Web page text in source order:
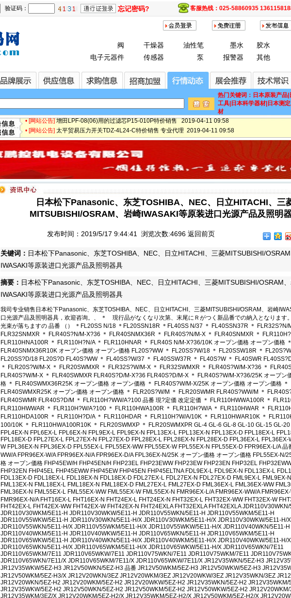
验证码： 忘记密码? 客服热线：025-58860935
阀 干燥器 油性笔 墨水 胶水
电子元器件
传感器 泵 报警器 其他
热门关键词：日本原装产品
工具|日本科学器材|日本测
材
微软3.5亿美元甩卖诺基亚富士康接盘 2019-08-13 14:03
• [最新通知] 日本松下Panasonic、东芝TOSHIBA、NEC、日立 2019-05-17 09:44
• [网站公告] 专业销售日本松下Panasonic、东芝TOSHIBA、NE 2019-05-17 09:42
日本日东工器隔膜泵DP0105-X1-0001 专业代理 2019-04-11 11:02
【鹏控代理】日本日东工器隔膜泵DP0105-X1-0001 2019-04-11 11:02
增田LPF-08(06)用的过滤芯P15-010P特价销售 2019-04-11 09:58
• [网站公告] 太平贸易压力开关TDZ-4L24-C特价销售 专业代理 2019-04-11 09:58
• [网站公告] 小林记录纸100-050-0100特价销售 专业代理 2019-04-11 09:57
• [网站公告] 小西KONISHI胶水G103 170ML一支特价销售 专 2019-04-11 09:57
• [网站公告] 2019-04-11 09:57
• [网站公告]
指月制作所电容RG-2 RG2460506J特价销售 专业代 2019-04-11 09:57
• [网站公告] 新大陆条形码打印机TTP-345特价销售 专业代理 2019-04-11 09:57
• [网站公告]
• [网站公告] 昭和测器荷重计MR-10N特价销售 专业代理 2019-04-11 09:57
• [网站公告]
松下控制器MBDHT2510E特价销售 专业代理 2019-04-11 09:57
松下行程开关AZ8107特价销售 专业代理 2019-04-11 09:57
武藏MUSASHI活塞MLP-B-50E特价销售 专业代理 2019-04-11 09:56
• [网站公告] 泽藤SAWA接收器AC24-H2R4特价销售 专业代理 2019-04-11 09:56
• [网站公告]
英格索兰气动钻7803RA特价销售 专业代理 2019-04-11 09:56
• [网站公告]
藤井DAIKEI HOOK电工安全带TRN-599-BL4- 2019-04-11 09:56
• [网站公告] 藤井电工fujiidenko安全带BB-60-SN特价销售 2019-04-11 09:56
• [网站公告]
低价格东京精密 测定子 DM45505(锥形)让利销售 2019-04-11 09:56
• [网站公告]
低价格东京精密 传感器 E-DT-95-6B-C30让利销售 2019-04-11 09:56
• [网站公告] 低价格东京精密 传感器 E-DT-80SC/E-95-6B让 2019-04-11 09:56
• [最新快讯] 阿里巴巴集团CEO张勇：B2B的春天正在到来 2017-01-10 15:08
• [网站公告] 一般纳税人特别注意 2017-01-10 15:08
• [最新通知] 独家代理FAR-EAS极东60S全国一级代理 2016-08-05 14:11
• [网站公告] 独家代理FAR-EAS极东90S全国一级代理 2016-08-05 14:11
• [最新通知]
独家代理FAR-EAS极东90S全国一级代理 2016-08-05 14:10
• [最新快讯] 独家代理FAR-EAS极东90S全国一级代理 2016-08-05 14:10
• [网站公告]
大陆专业代理FAR-EAS极东180S 2016-08-05 14:10
• [最新快讯] 南京鹏控优势代理Magnescale磁尺BD96系列 2016-08-05 14:10
• [最新快讯] 长期销售日本日东工业DP0105-X1-0001隔膜泵大量现 2016-08-05 14:10
• [网站公告] 全国总代理日本荣研化学尿素培地E-MA69 50ML/瓶特价 2016-08-05 14:10
• [网站公告] 低价现货日本佐藤制油VADEN润滑油MNO.2全国总代理 2016-08-05 14:09
• [网站公告]
金属电铸粗糙度样块特价销售 专业代理 2016-05-09 10:16
• [网站公告] 鹭宫压力开关FPS-C110特价销售 专业代理 2016-05-09 10:16
• [网站公告] 三丰MITUTOYO精密数显游标卡尺500-752-10特价 2016-05-09 10:16
• [网站公告] 三菱变频器FR-E740-1.5K特价销售 专业代理 2016-05-09 10:16
• [网站公告] 三菱电机MELSEC-Q用电池Q6BAT特价销售 专业代理 2016-05-09 10:16
• [网站公告] 三菱电机连接模块FA-LTB40ADGN特价销售 专业代理 2016-05-09 10:16
• [网站公告] 三键接着剂1530 460G 20支/箱特价销售 专业代理 2016-05-09 10:15
• [网站公告] 中村KANON扭力扳手N60SPCK 3.24N.M特价销 2016-05-09 10:15
• [网站公告] 伊苏米充电电池BP-70E特价销售 专业代理 2016-05-09 10:14
• [网站公告] 住友SUMITOMO减速机CNHM01-506H-CB-29 2016-05-09 10:14
• [网站公告] 住友SUMITOMO电机CNVM009-5067-CA-B- 2016-05-09 10:13
• [网站公告] 住友电装端子6098-6559特价销售 专业代理 2016-05-09 10:13
• [网站公告] 佐藤制油VADEN 润滑油 M NO.2特价销售 专业代理 2016-05-09 10:12
• [最新快讯] 微软3.5亿美元甩卖诺基亚富士康接盘 2019-08-13 14:03
• [最新快讯] 【厂家特价供应】IBS 防爆阀/磁力轮RCB4V-600 2019-05-17 09:53
• [最新通知] 日本松下Panasonic、东芝TOSHIBA、NEC、日立 2019-05-17 09:44
• [网站公告] 专业销售日本松下Panasonic、东芝TOSHIBA、NE 2019-05-17 09:42
• [网站公告] 日本日东工器隔膜泵DP0105-X1-0001 专业代理 2019-04-11 11:02
• [网站公告] 【鹏控代理】日本日东工器隔膜泵DP0105-X1-0001 2019-04-11 11:02
日本松下Panasonic、东芝TOSHIBA、NEC、日立HITACHI、三
MITSUBISHI/OSRAM、岩崎IWASAKI等原装进口光源产品及照明
发布时间：2019/5/17 9:44:41 浏览次数:4696 返回前页
关键词： 日本松下Panasonic、东芝TOSHIBA、NEC、日立HITACHI、三菱MITSUBISHI/
IWASAKI等原装进口光源产品及照明器具
摘要： 日本松下Panasonic、东芝TOSHIBA、NEC、日立HITACHI、三菱MITSUBISHI/OSRAM
IWASAKI等原装进口光源产品及照明器具
我司专业销售日本松下Panasonic、东芝TOSHIBA、NEC、日立HITACHI、三菱MITSUBISHI/OSRAM、岩崎
口光源产品及照明器具，欢迎咨询。、 ＊ 現行品がなくなり次第、末尾にＲがつく新品番での納入となりま
光束が落ちますの 品番 （） ＊FL20SS N/18 ＊FL20SSN18R ＊FL40SS N/37 ＊ FL40SSN37R ＊ FLR32S?N/
FLR32SNMXR ＊ FLR40S?N/M-X?36 ＊ FLR40SNMX36R ＊ FLR40S?N/M-X ＊ FLR40SNMXR ＊
FLR110HNA100R ＊ FLR110H?N/A ＊ FLR110HNAR ＊ FLR40S N/M-X?36/10K オープン価格 オープン価格 ＊
FLR40SNMX36R10K オープン価格 オープン価格 FL20S?WW ＊ FL20SS?W/18 ＊ FL20SSW18R ＊
FL20SS?D/18 FL20S?D FL40S?WW ＊ FL40SS?W/37 ＊ FL40SSW37R ＊ FL40S?W ＊ FL40SWR
＊ FLR20S?W/M-X ＊ FLR20SWMXR ＊ FLR32S?W/M-X ＊ FLR32SWMXR ＊ FLR40S?W/M-X?36 ＊
FLR40S?W/M-X ＊ FLR40SWMXR FLR40S?D/M-X?36 FLR40S?D/M-X ＊ FLR40S?W/M-X?36/25K オープン
格 ＊ FLR40SWMX36R25K オープン価格 オープン価格 ＊ FLR40S?W/M-X/25K オープン価格 オープン価格 ＊
FLR40SWMXR25K オープン価格 オープン価格 ＊ FLR20S?W/M ＊ FLR20SWMR FLR40S?WW/M ＊
FLR40SWMR FLR40S?D/M ＊ FLR110H?WW/A?100 品番 現?定価 改定定価 ＊ FLR110HWWA100R ＊
FLR110HWWAR ＊ FLR110H?W/A?100 ＊ FLR110HWA100R ＊ FLR110H?W/A ＊ FLR110HWAR ＊
FLR110HDA100R ＊ FLR110H?D/A ＊ FLR110HDAR ＊ FLR110H?W/A/10K ＊ FLR110HWAR10K ＊
100/10K ＊ FLR110HWA100R10K ＊ FLR20SWMXP ＊ FLR20SWMXPR GL-4 GL-6 GL-8 GL-10 GL-15 GL-
FPL4EX-N FPL6EX-L FPL6EX-N FPL9EX-L FPL9EX-N FPL13EX-L FPL13EX-N FPL13EX-D FPL18EX-L
FPL18EX-D FPL27EX-L FPL27EX-N FPL27EX-D FPL28EX-L FPL28EX-N FPL28EX-D FPL36EX-L FPL36EX-
W FPL36EX-N FPL36EX-D FPL55EX-L FPL55EX-WW FPL55EX-W FPL55EX-N FPL55EX-D FPR96EX-L/A 品
WW/A FPR96EX-W/A FPR96EX-N/A FPR96EX-D/A FPL36EX-N/25K オープン価格 オープン価格 FPL55EX-N/
格 オープン価格 FHP45EW/H FHP45EN/H FHP23EL FHP23EWW FHP23EW FHP23EN FHP32EL
FHP32EN FHP45EL FHP45EWW FHP45EW FHP45EN FHP45ELTNA FDL9EX-L FDL9EX-N FDL13EX-L
FDL13EX-D FDL18EX-L FDL18EX-N FDL18EX-D FDL27EX-L FDL27EX-N FDL27EX-D FML9EX-L FML9EX-
FML13EX-N FML18EX-L FML18EX-N FML18EX-D FML27EX-L FML27EX-D FML36EX-L FML36EX-WW
FML36EX-N FML55EX-L FML55EX-WW FML55EX-W FML55EX-N FMR96EX-L/A FMR96EX-WW/A
FMR96EX-N/A FHT16EX-L FHT16EX-N FHT24EX-L FHT24EX-N FHT32EX-L FHT32EX-WW FHT32EX-W
FHT42EX-L FHT42EX-WW FHT42EX-W FHT42EX-N FHT24EXLA FHT32EXLA FHT42EXLA JDR110V30WKN/
JDR110V30WKM/5E11-H JDR110V30WKW/5E11-H JDR110V55WKN/5E11-H JDR110V55WKM/5E11-H
JDR110V55WKW/5E11-H JDR110V30WKN/5E11-H/X JDR110V30WKM/5E11-H/X JDR110V30WKW/5E11-H/X
JDR110V55WKN/5E11-H/X JDR110V55WKM/5E11-H/X JDR110V55WKW/5E11-H/X JDR110V40WKN/5E11-H
JDR110V40WKM/5E11-H JDR110V40WKW/5E11-H JDR110V65WKN/5E11-H JDR110V65WKM/5E11-H
JDR110V65WKW/5E11-H JDR110V40WKN/5E11-H/X JDR110V40WKM/5E11-H/X JDR110V40WKW/5E11-H/X
JDR110V65WKN/5E11-H/X JDR110V65WKM/5E11-H/X JDR110V65WKW/5E11-H/X JDR110V65WKN/7E11
JDR110V65WKM/7E11 JDR110V65WKW/7E11 JDR110V75WKN/7E11 JDR110V75WKM/7E11
JDR110V65WKN/7E11/X JDR110V65WKM/7E11/X JDR110V65WKW/7E11/X JR12V35WKN/5EZ-H3
JR12V35WKW/5EZ-H3 JR12V50WKN/5EZ-H3 品番 JR12V50WKM/5EZ-H3 JR12V50WKW/5EZ-H3
JR12V50WKM/5EZ-H3/X JR12V20WKN/3EZ JR12V20WKM/3EZ JR12V20WKW/3EZ JR12V35WKN/3EZ
JR12V20WKN/5EZ-H2 JR12V20WKM/5EZ-H2 JR12V20WKW/5EZ-H2 JR12V35WKN/5EZ-H2 JR12V35WKM/
JR12V35WKW/5EZ-H2 JR12V50WKN/5EZ-H2 JR12V50WKM/5EZ-H2 JR12V50WKW/5EZ-H2 JR12V20WKM/
JR12V35WKM/3EZ/X JR12V20WKM/5EZ-H2/X JR12V35WKM/5EZ-H2/X JR12V50WKM/5EZ-H2/X